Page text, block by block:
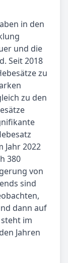
in den
und die
Seit 2018
zu
zu den
Jahr 2022
380
von
sind
dann auf
im
Jahren